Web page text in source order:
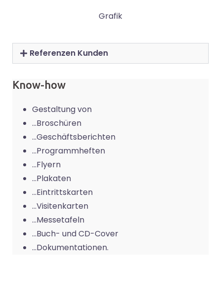
Grafik
Referenzen Kunden
Know-how
Gestaltung von
…Broschüren
…Geschäftsberichten
…Programmheften
…Flyern
…Plakaten
…Eintrittskarten
…Visitenkarten
…Messetafeln
…Buch- und CD-Cover
…Dokumentationen.